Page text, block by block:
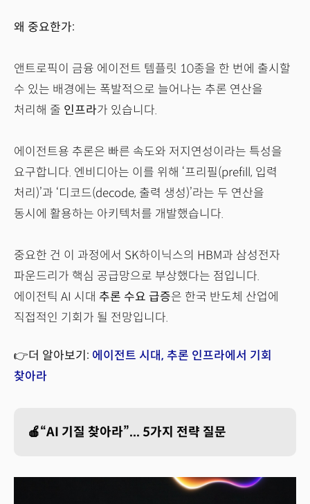
왜 중요한가:
앤트로픽이 금융 에이전트 템플릿 10종을 한 번에 출시할
수 있는 배경에는 폭발적으로 늘어나는 추론 연산을
처리해 줄 인프라가 있습니다.
에이전트용 추론은 빠른 속도와 저지연성이라는 특성을
요구합니다. 엔비디아는 이를 위해 ‘프리필(prefill, 입력
처리)’과 ‘디코드(decode, 출력 생성)’라는 두 연산을
동시에 활용하는 아키텍처를 개발했습니다.
중요한 건 이 과정에서 SK하이닉스의 HBM과 삼성전자
파운드리가 핵심 공급망으로 부상했다는 점입니다.
에이전틱 AI 시대 추론 수요 급증은 한국 반도체 산업에
직접적인 기회가 될 전망입니다.
👉더 알아보기: 에이전트 시대, 추론 인프라에서 기회
찾아라
🍎“AI 기질 찾아라”... 5가지 전략 질문